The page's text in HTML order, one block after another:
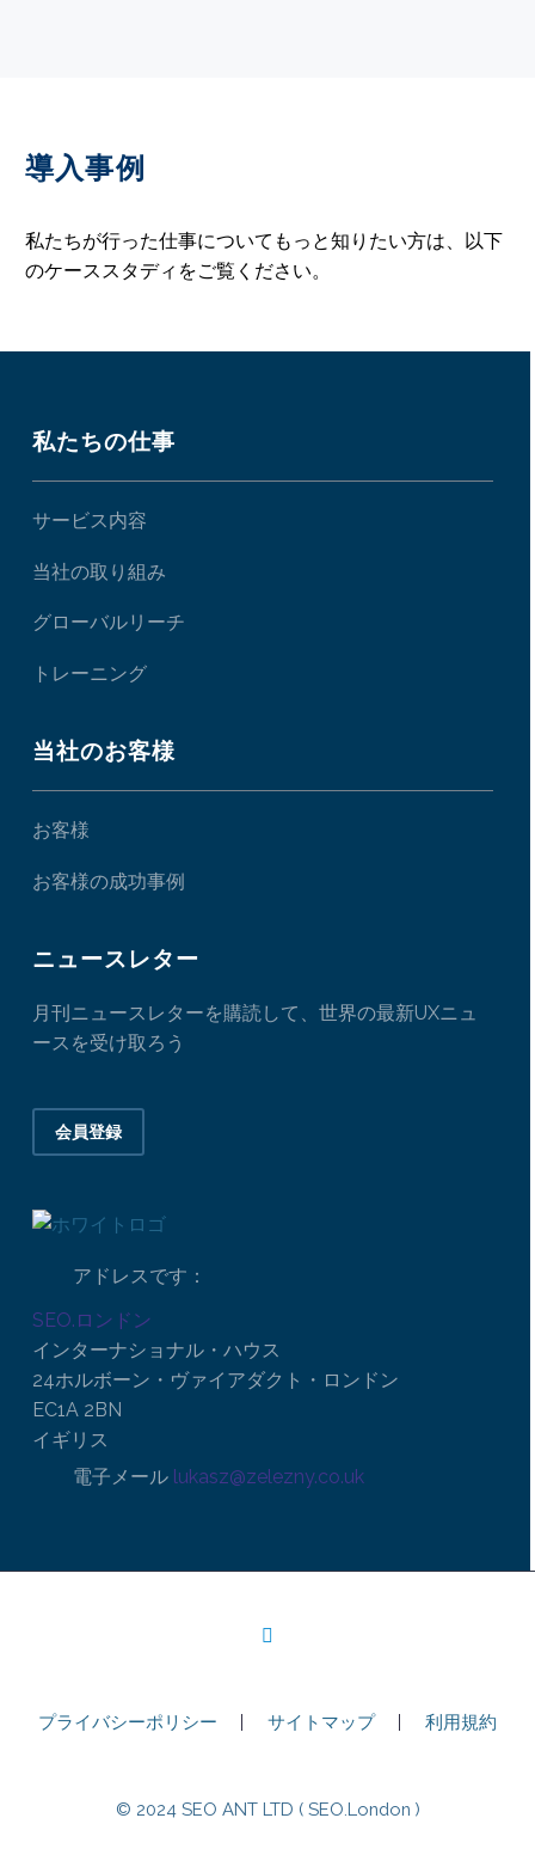
導入事例
私たちが行った仕事についてもっと知りたい方は、以下
のケーススタディをご覧ください。
私たちの仕事
サービス内容
当社の取り組み
グローバルリーチ
トレーニング
当社のお客様
お客様
お客様の成功事例
ニュースレター
月刊ニュースレターを購読して、世界の最新UXニュ
ースを受け取ろう
会員登録
アドレスです：
SEO.ロンドン
インターナショナル・ハウス
24ホルボーン・ヴァイアダクト・ロンドン
EC1A 2BN
イギリス
電子メール lukasz@zelezny.co.uk
プライバシーポリシー サイトマップ 利用規約
© 2024 SEO ANT LTD ( SEO.London )